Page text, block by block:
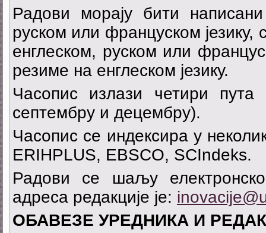
Радови морају бити
руском или француском
енглеском, руском или
резиме на енглеском језику.
Часопис излази четири
септембру и децембру).
Часопис се индексира у
ERIHPLUS, EBSCO, SCIndeks.
Радови се шаљу
адреса редакције је:
ОБАВЕЗЕ УРЕДНИКА И